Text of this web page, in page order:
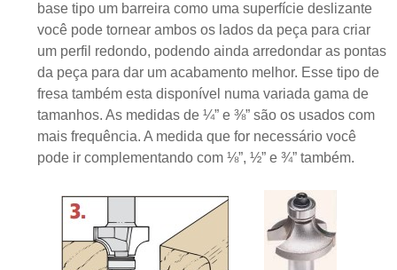
base tipo um barreira como uma superfície deslizante
você pode tornear ambos os lados da peça para criar
um perfil redondo, podendo ainda arredondar as pontas
da peça para dar um acabamento melhor. Esse tipo de
fresa também esta disponível numa variada gama de
tamanhos. As medidas de ¼” e ⅜” são os usados com
mais frequência. A medida que for necessário você
pode ir complementando com ⅛”, ½” e ¾” também.